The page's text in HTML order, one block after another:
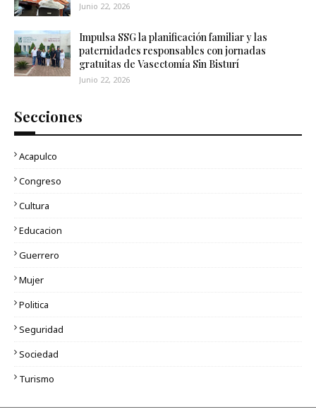
Junio 22, 2026
Impulsa SSG la planificación familiar y las
paternidades responsables con jornadas
gratuitas de Vasectomía Sin Bisturí
Junio 22, 2026
Secciones
Acapulco
Congreso
Cultura
Educacion
Guerrero
Mujer
Politica
Seguridad
Sociedad
Turismo